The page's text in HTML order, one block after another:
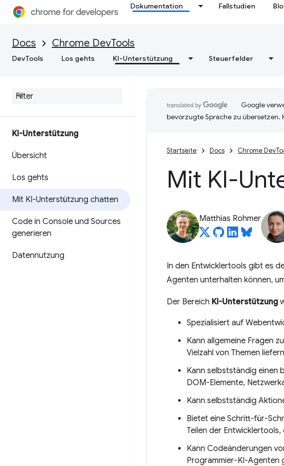
Dokumentation Fallstudien
Docs Chrome DevTools
DevTools Los gehts KI-Unterstützung Steuerfelder
KI-Unterstützung
Übersicht
Los gehts
Mit KI-Unterstützung chatten
Code in Console und Sources
generieren
Datennutzung
Google
bevorzugte Sprache zu übersetzen.
Startseite Docs Chrome
Mit KI-
Matthias Rohmer
In den Entwicklertools gibt es
Agenten unterhalten können,
Der Bereich KI-Unterstützung
Spezialisiert auf
Kann allgemeine Fragen
Vielzahl von Themen
Kann selbstständig einen
DOM-Elemente,
Kann selbstständig
Bietet eine Schritt-für-
Teilen der Entwicklertools,
Kann Codeänderungen
Programmier-KI-Agenten